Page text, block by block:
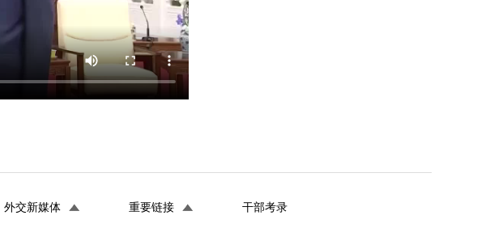
外交新媒体 重要链接 干部考录